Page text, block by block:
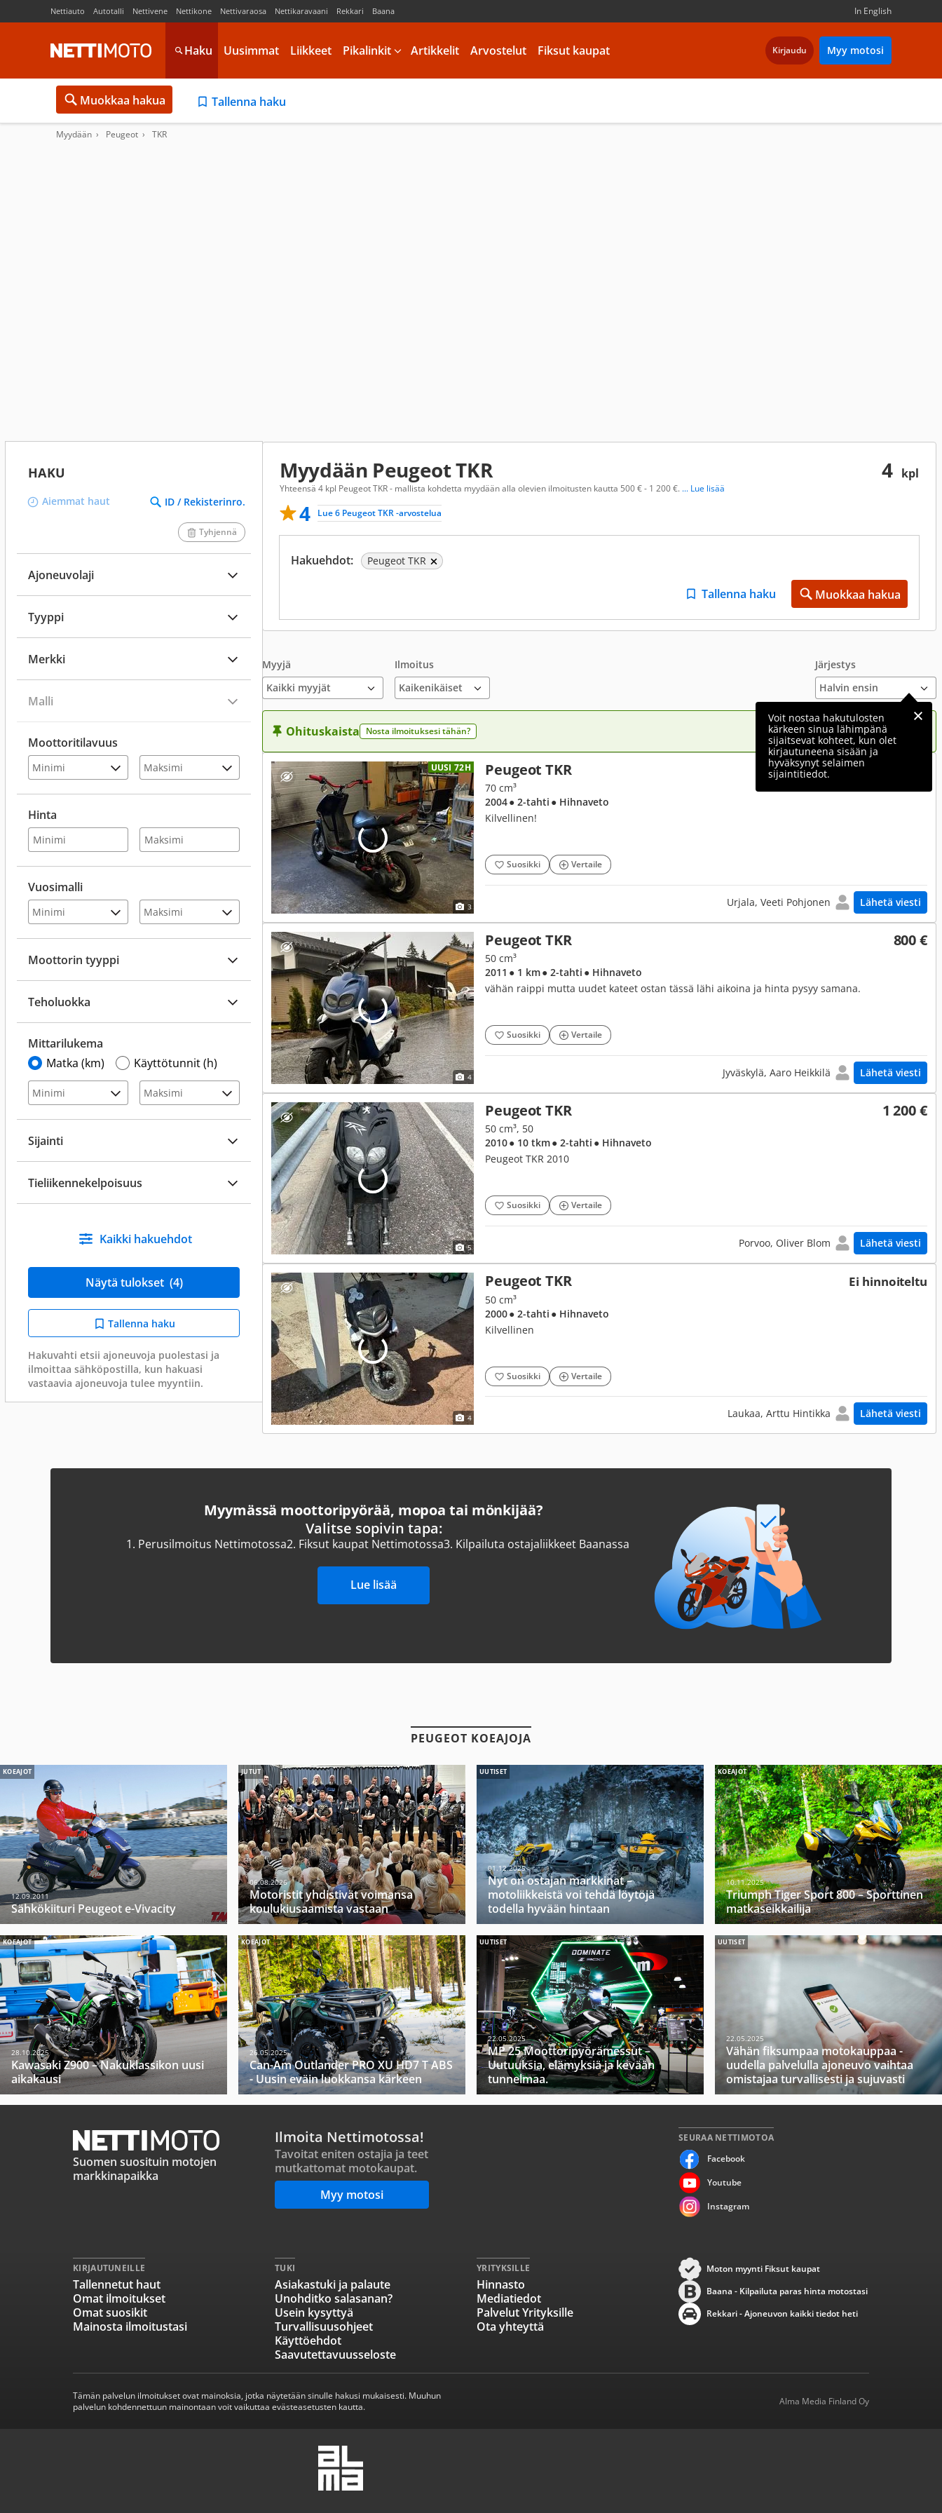
Nettiauto Autotalli Nettivene Nettikone Nettivaraosa Nettikaravaani Rekkari Baana In English
Haku Uusimmat Liikkeet Pikalinkit Artikkelit Arvostelut Fiksut kaupat Kirjaudu Myy motosi
Muokkaa hakua Tallenna haku
Myydään Peugeot TKR
HAKU
Aiemmat haut ID / Rekisterinro.
Tyhjennä
Ajoneuvolaji
Tyyppi
Merkki
Malli
Moottoritilavuus
Hinta
Vuosimalli
Moottorin tyyppi
Teholuokka
Mittarilukema
Matka (km)
Käyttötunnit (h)
Sijainti
Tieliikennekelpoisuus
Kaikki hakuehdot
Näytä tulokset (4)
Tallenna haku
Hakuvahti etsii ajoneuvoja puolestasi ja
ilmoittaa sähköpostilla, kun hakuasi
vastaavia ajoneuvoja tulee myyntiin.
4 kpl
Myydään Peugeot TKR
Yhteensä 4 kpl Peugeot TKR - mallista kohdetta myydään alla olevien ilmoitusten kautta 500 € - 1 200 €. ... Lue lisää
4 Lue 6 Peugeot TKR -arvostelua
Hakuehdot: Peugeot TKR
Tallenna haku Muokkaa hakua
Myyjä
Kaikki myyjät
Ilmoitus Järjestys
Voit nostaa hakutulosten
kärkeen sinua lähimpänä
sijaitsevat kohteet, kun olet
kirjautuneena sisään ja
hyväksynyt selaimen
sijaintitiedot.
Ohituskaista Nosta ilmoituksesi tähän?
UUSI 72H
3
Peugeot TKR
70 cm³
2004● 2-tahti ● Hihnaveto
Kilvellinen!
Suosikki Vertaile
Urjala, Veeti Pohjonen Lähetä viesti
4
Peugeot TKR 800 €
50 cm³
2011 ● 1 km● 2-tahti ● Hihnaveto
vähän raippi mutta uudet kateet ostan tässä lähi aikoina ja hinta pysyy samana.
Suosikki Vertaile
Jyväskylä, Aaro Heikkilä Lähetä viesti
5
Peugeot TKR 1 200 €
50 cm³, 50
2010● 10 tkm● 2-tahti ● Hihnaveto
Peugeot TKR 2010
Suosikki Vertaile
Porvoo, Oliver Blom Lähetä viesti
4
Peugeot TKR Ei hinnoiteltu
50 cm³
2000● 2-tahti ● Hihnaveto
Kilvellinen
Suosikki Vertaile
Laukaa, Arttu Hintikka Lähetä viesti
Myymässä moottoripyörää, mopoa tai mönkijää?
Valitse sopivin tapa:
1. Perusilmoitus Nettimotossa2. Fiksut kaupat Nettimotossa3. Kilpailuta ostajaliikkeet Baanassa
Lue lisää
PEUGEOT KOEAJOJA
KOEAJOT
12.09.2011
Sähkökiituri Peugeot e-Vivacity
JUTUT
06.08.2026
Motoristit yhdistivät voimansa
koulukiusaamista vastaan
UUTISET
01.12.2025
Nyt on ostajan markkinat –
motoliikkeistä voi tehdä löytöjä
todella hyvään hintaan
KOEAJOT
10.11.2025
Triumph Tiger Sport 800 – Sporttinen
matkaseikkailija
KOEAJOT
28.10.2025
Kawasaki Z900 – Nakuklassikon uusi
aikakausi
KOEAJOT
26.05.2025
Can-Am Outlander PRO XU HD7 T ABS
- Uusin eväin luokkansa kärkeen
UUTISET
22.05.2025
MP 25 Moottoripyörämessut –
Uutuuksia, elämyksiä ja kevään
tunnelmaa.
UUTISET
22.05.2025
Vähän fiksumpaa motokauppaa -
uudella palvelulla ajoneuvo vaihtaa
omistajaa turvallisesti ja sujuvasti
Suomen suosituin motojen
markkinapaikka
Ilmoita Nettimotossa!
Tavoitat eniten ostajia ja teet
mutkattomat motokaupat.
Myy motosi
SEURAA NETTIMOTOA
Facebook
Youtube
Instagram
KIRJAUTUNEILLE
Tallennetut haut
Omat ilmoitukset
Omat suosikit
Mainosta ilmoitustasi
TUKI
Asiakastuki ja palaute
Unohditko salasanan?
Usein kysyttyä
Turvallisuusohjeet
Käyttöehdot
Saavutettavuusseloste
YRITYKSILLE
Hinnasto
Mediatiedot
Palvelut Yrityksille
Ota yhteyttä
Moton myynti Fiksut kaupat
Baana - Kilpailuta paras hinta motostasi
Rekkari - Ajoneuvon kaikki tiedot heti
Tämän palvelun ilmoitukset ovat mainoksia, jotka näytetään sinulle hakusi mukaisesti. Muuhun
palvelun kohdennettuun mainontaan voit vaikuttaa evästeasetusten kautta.
Alma Media Finland Oy